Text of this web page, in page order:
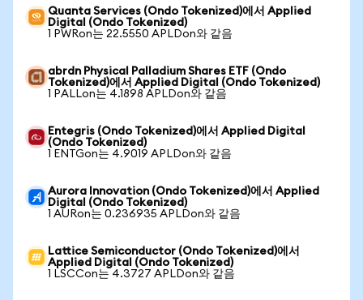
Quanta Services (Ondo Tokenized)에서 Applied
Digital (Ondo Tokenized)
1 PWRon는 22.5550 APLDon와 같음
abrdn Physical Palladium Shares ETF (Ondo
Tokenized)에서 Applied Digital (Ondo Tokenized)
1 PALLon는 4.1898 APLDon와 같음
Entegris (Ondo Tokenized)에서 Applied Digital
(Ondo Tokenized)
1 ENTGon는 4.9019 APLDon와 같음
Aurora Innovation (Ondo Tokenized)에서 Applied
Digital (Ondo Tokenized)
1 AURon는 0.236935 APLDon와 같음
Lattice Semiconductor (Ondo Tokenized)에서
Applied Digital (Ondo Tokenized)
1 LSCCon는 4.3727 APLDon와 같음